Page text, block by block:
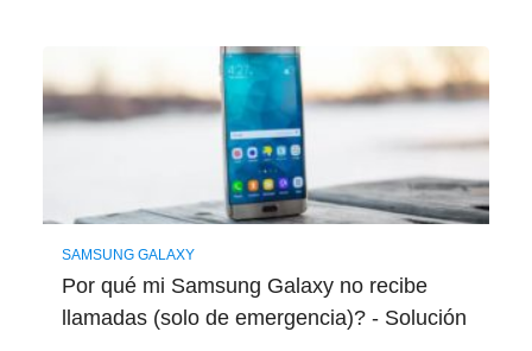
SAMSUNG GALAXY
Por qué mi Samsung Galaxy no recibe
llamadas (solo de emergencia)? - Solución